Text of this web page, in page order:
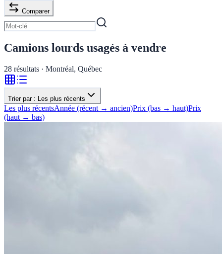
Comparer
Camions lourds usagés à vendre
28 résultats · Montréal, Québec
Trier par : Les plus récents
Les plus récentsAnnée (récent → ancien)Prix (bas → haut)Prix
(haut → bas)